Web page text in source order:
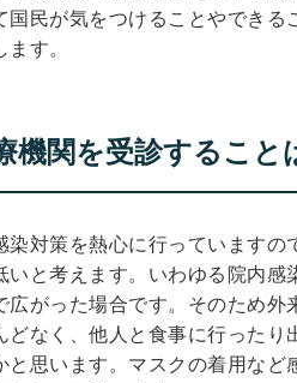
国民が気をつけることやできる
す。
機関を受診すること
染対策を熱心に行っていますの
いと考えます。いわゆる院内感
広がった場合です。そのため外
どなく、他人と食事に行ったり
と思います。マスクの着用など